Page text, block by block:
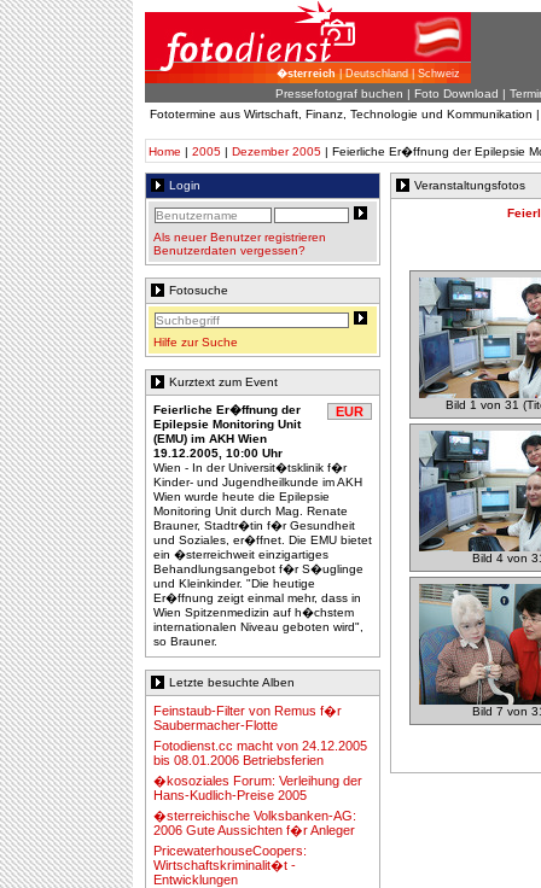
�sterreich| Deutschland | Schweiz
Pressefotograf buchen | Foto Download |
Fototermine aus Wirtschaft, Finanz, Technologie und Kommunikation
Home | 2005 | Dezember 2005 | Feierliche Er�ffnung der Epilepsie
Login
Als neuer Benutzer registrieren
Benutzerdaten vergessen?
Fotosuche
Hilfe zur Suche
Kurztext zum Event
EUR
Feierliche Er�ffnung der
Epilepsie Monitoring Unit
(EMU) im AKH Wien
19.12.2005, 10:00 Uhr
Wien - In der Universit�tsklinik f�r
Kinder- und Jugendheilkunde im AKH
Wien wurde heute die Epilepsie
Monitoring Unit durch Mag. Renate
Brauner, Stadtr�tin f�r Gesundheit
und Soziales, er�ffnet. Die EMU bietet
ein �sterreichweit einzigartiges
Behandlungsangebot f�r S�uglinge
und Kleinkinder. "Die heutige
Er�ffnung zeigt einmal mehr, dass in
Wien Spitzenmedizin auf h�chstem
internationalen Niveau geboten wird",
so Brauner.
Letzte besuchte Alben
Feinstaub-Filter von Remus f�r
Saubermacher-Flotte
Fotodienst.cc macht von 24.12.2005
bis 08.01.2006 Betriebsferien
�kosoziales Forum: Verleihung der
Hans-Kudlich-Preise 2005
�sterreichische Volksbanken-AG:
2006 Gute Aussichten f�r Anleger
PricewaterhouseCoopers:
Wirtschaftskriminalit�t -
Entwicklungen
Veranstaltungsfotos
Bild 1 von 31
Bild 4 von
Bild 7 von